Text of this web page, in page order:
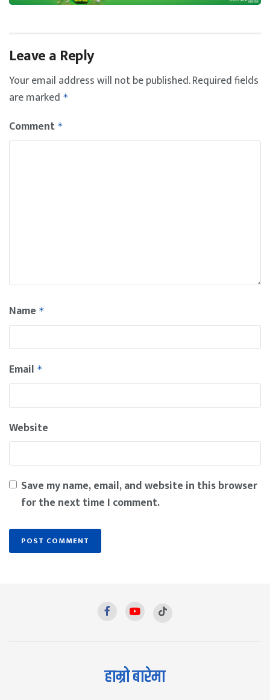
Leave a Reply
Your email address will not be published.Required fields
are marked *
Comment *
Name *
Email *
Website
Save my name, email, and website in this browser
for the next time I comment.
हाम्रो बारेमा